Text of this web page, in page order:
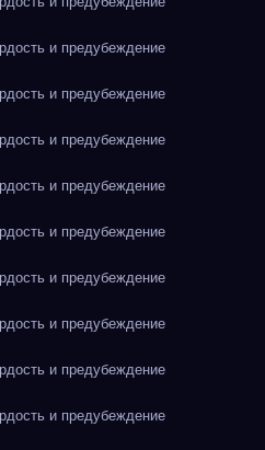
и предубеждение
и предубеждение
и предубеждение
и предубеждение
и предубеждение
и предубеждение
и предубеждение
и предубеждение
и предубеждение